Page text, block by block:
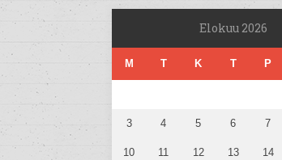
Elokuu 2026
M T K T P
3 4 5 6 7
10 11 12 13 14